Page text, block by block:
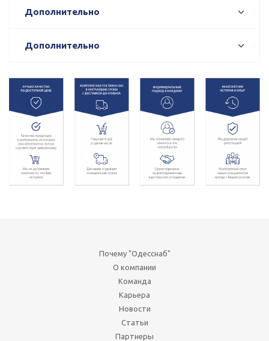
Дополнительно
Дополнительно
Почему "Одесснаб"
О компании
Команда
Карьера
Новости
Статьи
Партнеры